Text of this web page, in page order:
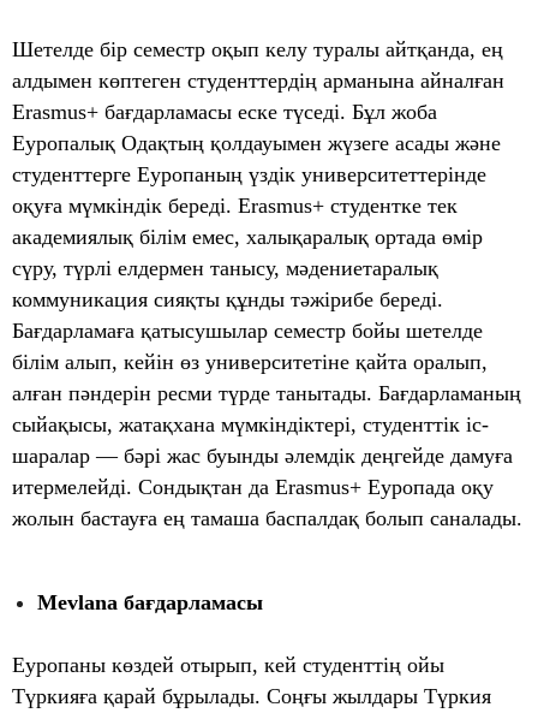
Шетелде бір семестр оқып келу туралы айтқанда, ең
алдымен көптеген студенттердің арманына айналған
Erasmus+ бағдарламасы еске түседі. Бұл жоба
Еуропалық Одақтың қолдауымен жүзеге асады және
студенттерге Еуропаның үздік университеттерінде
оқуға мүмкіндік береді. Erasmus+ студентке тек
академиялық білім емес, халықаралық ортада өмір
сүру, түрлі елдермен танысу, мәдениетаралық
коммуникация сияқты құнды тәжірибе береді.
Бағдарламаға қатысушылар семестр бойы шетелде
білім алып, кейін өз университетіне қайта оралып,
алған пәндерін ресми түрде танытады. Бағдарламаның
сыйақысы, жатақхана мүмкіндіктері, студенттік іс-
шаралар — бәрі жас буынды әлемдік деңгейде дамуға
итермелейді. Сондықтан да Erasmus+ Еуропада оқу
жолын бастауға ең тамаша баспалдақ болып саналады.
Mevlana бағдарламасы
Еуропаны көздей отырып, кей студенттің ойы
Түркияға қарай бұрылады. Соңғы жылдары Түркия